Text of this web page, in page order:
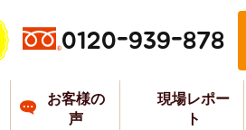
0120-939-878
お客様の
声
現場レポー
ト